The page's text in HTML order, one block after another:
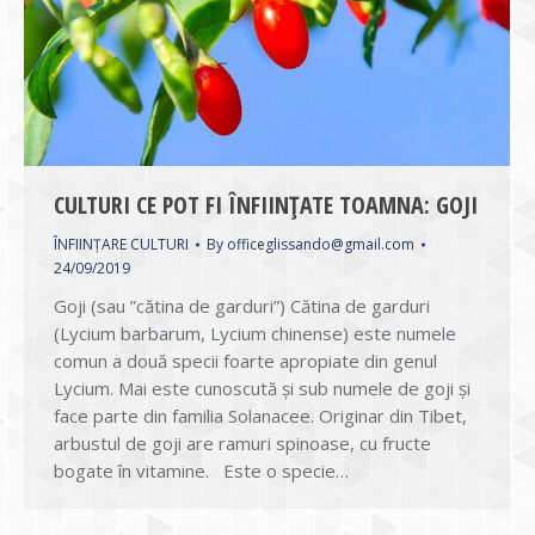
CULTURI CE POT FI ÎNFIINȚATE TOAMNA: GOJI
ÎNFIINȚARE CULTURI By officeglissando@gmail.com
24/09/2019
Goji (sau ”cătina de garduri”) Cătina de garduri
(Lycium barbarum, Lycium chinense) este numele
comun a două specii foarte apropiate din genul
Lycium. Mai este cunoscută și sub numele de goji și
face parte din familia Solanacee. Originar din Tibet,
arbustul de goji are ramuri spinoase, cu fructe
bogate în vitamine. Este o specie…